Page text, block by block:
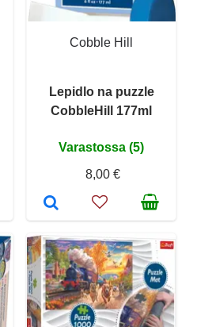
Cobble Hill
Lepidlo na puzzle
CobbleHill 177ml
Varastossa (5)
8,00 €